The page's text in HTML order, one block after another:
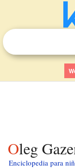
Oleg
Enciclopedia para